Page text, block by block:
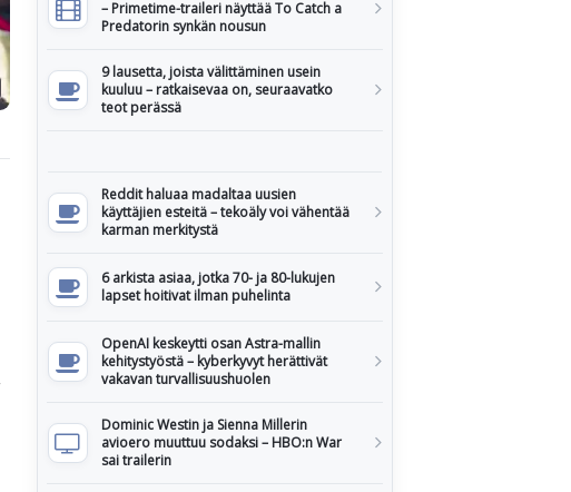
– Primetime-traileri näyttää To Catch a
Predatorin synkän nousun
9 lausetta, joista välittäminen usein
kuuluu – ratkaisevaa on, seuraavatko
teot perässä
Reddit haluaa madaltaa uusien
käyttäjien esteitä – tekoäly voi vähentää
karman merkitystä
6 arkista asiaa, jotka 70- ja 80-lukujen
lapset hoitivat ilman puhelinta
OpenAI keskeytti osan Astra-mallin
kehitystyöstä – kyberkyvyt herättivät
vakavan turvallisuushuolen
Dominic Westin ja Sienna Millerin
avioero muuttuu sodaksi – HBO:n War
sai trailerin